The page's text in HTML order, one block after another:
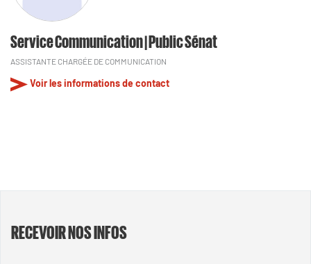
Service Communication | Public Sénat
ASSISTANTE CHARGÉE DE COMMUNICATION
Voir les informations de contact
RECEVOIR NOS INFOS